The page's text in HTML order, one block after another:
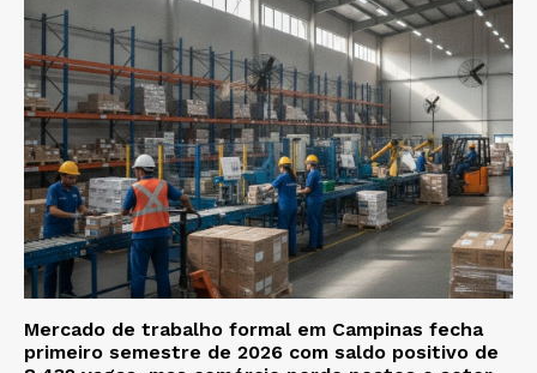
Mercado de trabalho formal em Campinas fecha
primeiro semestre de 2026 com saldo positivo de